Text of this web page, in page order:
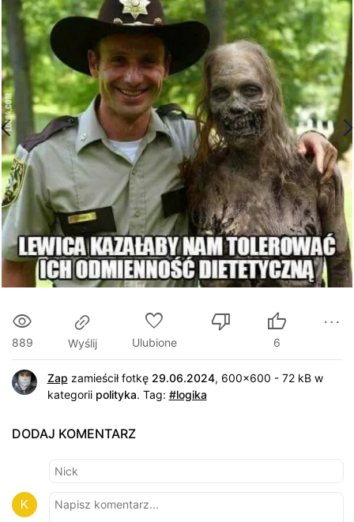
889 Wyślij Ulubione 6
Zap zamieścił fotkę 29.06.2024, 600x600 - 72 kB w
kategorii polityka. Tag: #logika
DODAJ KOMENTARZ